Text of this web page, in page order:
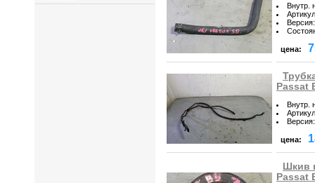
Внутр.
Артикул
Версия:
цена:
Passat
Внутр.
Артикул
Версия:
цена:
Шкив
Passat